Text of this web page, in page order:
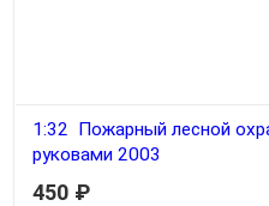
1:32 Пожарный лесной
руковами 2003
450 ₽